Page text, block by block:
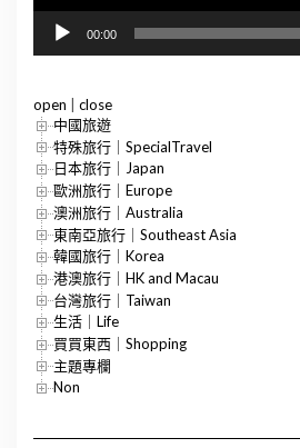
00:00
open
close
中國旅遊
特殊旅行｜SpecialTravel
日本旅行｜Japan
歐洲旅行｜Europe
澳洲旅行｜Australia
東南亞旅行｜Southeast Asia
韓國旅行｜Korea
港澳旅行｜HK and Macau
台灣旅行｜Taiwan
生活｜Life
買買東西｜Shopping
主題專欄
Non